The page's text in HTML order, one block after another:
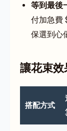
等到最後
付加急費
保選到心
讓花束
搭配方式